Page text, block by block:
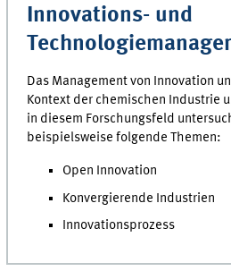
Innovations- und
Das Management von Innovation
Kontext der chemischen Industrie
in diesem Forschungsfeld
beispielsweise folgende Themen:
Open Innovation
Konvergierende Industrien
Innovationsprozess